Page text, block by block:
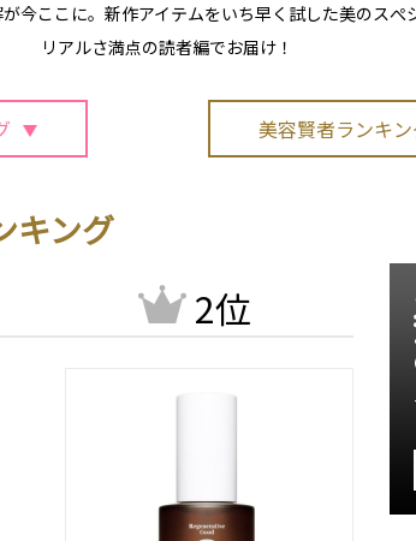
今ここに。新作アイテムをいち早く試した美のス
リアルさ満点の読者編でお届け！
美容賢者ランキ
キング
2位